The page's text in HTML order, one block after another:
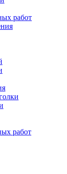
работ
работ